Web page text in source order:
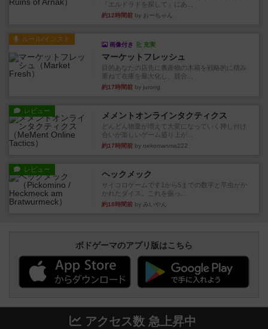
「エルドラドを探して」にあ...
約12時間前 by おーちゃん
ルール/インスト
画像付き 充実
マーケットフレッシュ
目的あなたの店先に農産物の木箱を戦略的に積み
重ねて在庫を最大化し、競合...
約17時間前 by jurong
レビュー メメントオンラインタクティクス
どんどん物量が増えて大変になっていく押し付け
合いが楽しいゲーム盛り上が...
約17時間前 by nekomanma222
レビュー ヘックメック
サイコロゲームです1から5までの数字と芋虫がか
かれたダイス。これを振っ...
約18時間前 by みいやん
ボドゲーマのアプリ版はこちら
アクセス数 急上昇中